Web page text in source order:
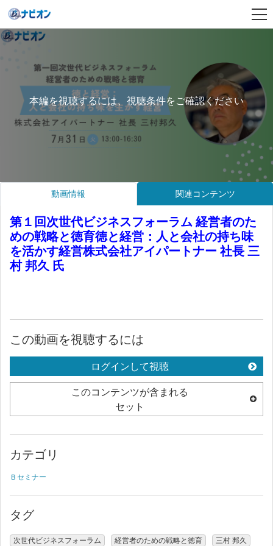
本編を視聴するには、視聴条件をご確認ください
動画情報 関連コンテンツ
第１回次世代ビジネスフォーラム 経営者のた
めの戦略と徳育徳と経営：人と会社の持ち味
を活かす経営株式会社アイパートナー 社長 三
村 邦久 氏
この動画を視聴するには
ログインして視聴
このコンテンツが含まれる
セット
カテゴリ
Ｂセミナー
タグ
次世代ビジネスフォーラム 経営者のための戦略と徳育 三村 邦久